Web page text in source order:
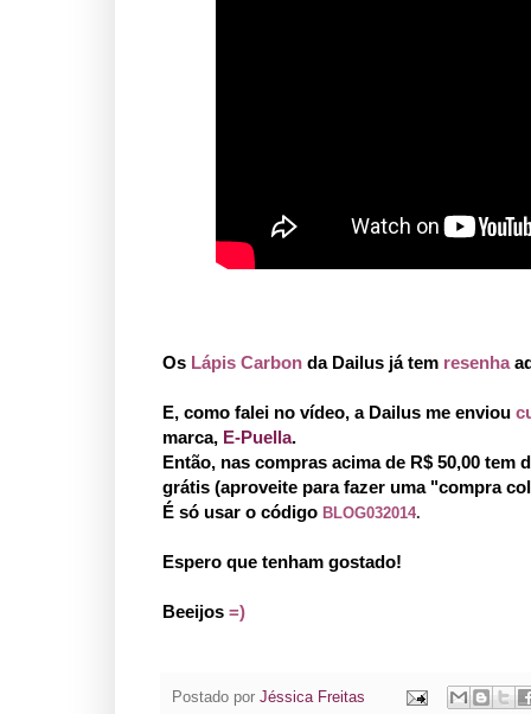
Os Lápis Carbon da Dailus já tem resenha
E, como falei no vídeo, a Dailus me enviou
marca, E-Puella.
Então, nas compras acima de R$ 50,00 tem
grátis (aproveite para fazer uma "compra
É só usar o código BLOG032014.
Espero que tenham gostado!
Beeijos =)
Postado por Jéssica Freitas